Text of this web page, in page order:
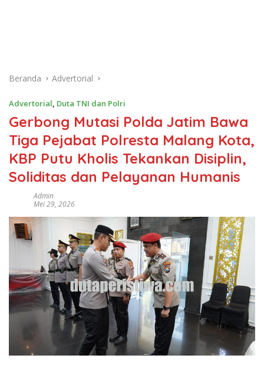
Beranda Advertorial
Advertorial, Duta TNI dan Polri
Gerbong Mutasi Polda Jatim Bawa
Tiga Pejabat Polresta Malang Kota,
KBP Putu Kholis Tekankan Disiplin,
Soliditas dan Pelayanan Humanis
Admin
Mei 29, 2026